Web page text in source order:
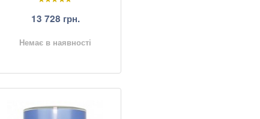
13 728 грн.
Немає в наявності